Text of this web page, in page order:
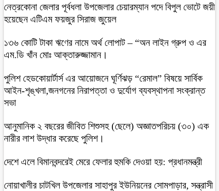
নেত্রকোনা জেলার পূর্বধলা উপজেলার চেয়ারম্যান পদে বিপুল ভোটে জয়ী
হয়েছেন এটিএম ফয়জুর সিরাজ জুয়েল
১৩৬ কোটি টাকা ঋণের নামে অর্থ লোপাট – “অন লাইন গ্রুপ ও এর
এম.ডি খাঁন মোঃ আক্তারুজ্জামান।
পুলিশ হেডকোয়ার্টার্স এর আয়োজনে ঘূর্ণিঝড় “রেমাল” বিষয়ে সার্বিক
আইন-শৃঙ্খলা,জনগনের নিরাপত্তা ও দুর্যোগ ব্যবস্থাপনা সংক্রান্ত
সভা
আনুমানিক ২ বছরের জীবিত শিশুসহ (ছেলে) অজ্ঞাতপরিচয় (৩০) এক
নারীর লাশ উদ্ধার করেছে পুলিশ।
দেশে এলে বিমানবন্দরেই মেরে ফেলার হুমকি দেওয়া হয়: প্রধানমন্ত্রী
নোয়াখালীর চাটখিল উপজেলার সাহাপুর ইউনিয়নের সোমপাড়ার, সন্ত্রাসী